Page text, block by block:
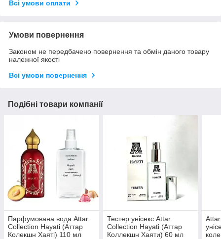
Всі умови оплати
Умови повернення
Законом не передбачено повернення та обмін даного товару
належної якості
Всі умови повернення
Подібні товари компанії
Парфумована вода Attar
Collection Hayati (Аттар
Колекшн Хаяті) 110 мл
Тестер унісекс Attar
Collection Hayati (Аттар
Коллекшн Хаяти) 60 мл